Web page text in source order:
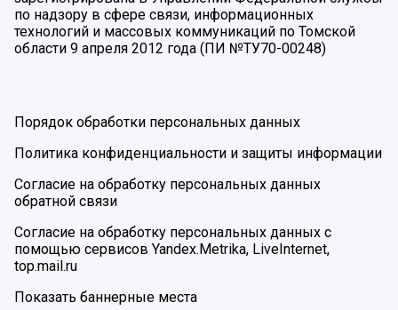
по надзору в сфере связи, информационных
технологий и массовых коммуникаций по Томской
области 9 апреля 2012 года (ПИ №ТУ70-00248)
Порядок обработки персональных данных
Политика конфиденциальности и защиты информации
Согласие на обработку персональных данных
обратной связи
Согласие на обработку персональных данных с
помощью сервисов Yandex.Metrika, LiveInternet,
top.mail.ru
Показать баннерные места